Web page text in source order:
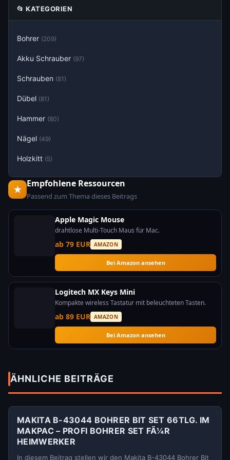
📂 KATEGORIEN
Bohrer (209)
Akku Schrauber (97)
Schrauben (81)
Dübel (81)
Hammer (80)
Nägel (49)
Holzkitt (5)
★ Empfohlene Ressourcen
Passend zum Thema dieses Beitrags
Apple Magic Mouse
drahtlose Multi-Touch Maus für Mac.
ab 79 EUR AMAZON
Bei Amazon ansehen
Logitech MX Keys Mini
Kompakte wireless Tastatur mit beleuchteten Tasten.
ab 89 EUR AMAZON
Bei Amazon ansehen
ÄHNLICHE BEITRÄGE
MAKITA B-43044 BOHRER BIT SET 66TLG. IM
MAKPAC – PROFI BOHRER SET FÃ¼R
HEIMWERKER
In diesem Beitrag stellen wir den Makita B-43044 Bohrer Bit